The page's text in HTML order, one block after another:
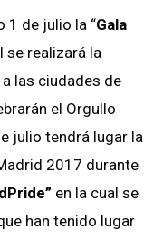
1 de julio la “Gala
se realizará la
las ciudades de
el Orgullo
julio tendrá lugar la
2017 durante
en la cual se
han tenido lugar